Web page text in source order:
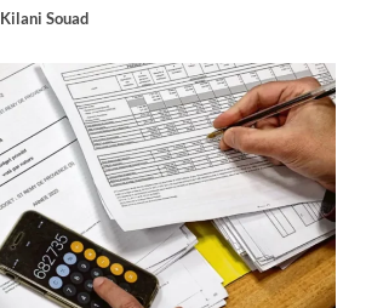
Kilani Souad